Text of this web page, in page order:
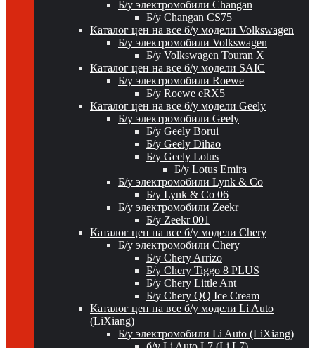
Б/у электромобили Changan
Б/у Changan CS75
Каталог цен на все б/у модели Volkswagen
Б/у электромобили Volkswagen
Б/у Volkswagen Touran X
Каталог цен на все б/у модели SAIC
Б/у электромобили Roewe
Б/у Roewe eRX5
Каталог цен на все б/у модели Geely
Б/у электромобили Geely
Б/у Geely Borui
Б/у Geely Dihao
Б/у Geely Lotus
Б/у Lotus Emira
Б/у электромобили Lynk & Co
Б/у Lynk & Co 06
Б/у электромобили Zeekr
Б/у Zeekr 001
Каталог цен на все б/у модели Chery
Б/у электромобили Chery
Б/у Chery Arrizo
Б/у Chery Tiggo 8 PLUS
Б/у Chery Little Ant
Б/у Chery QQ Ice Cream
Каталог цен на все б/у модели Li Auto
(LiXiang)
Б/у электромобили Li Auto (LiXiang)